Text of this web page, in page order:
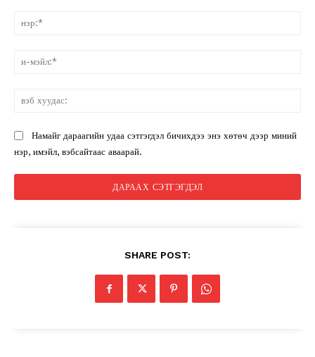
Намайг дараагийн удаа сэтгэгдэл бичихдээ энэ хөтөч дээр миний
нэр, имэйл, вэбсайтаас аваарай.
SHARE POST: